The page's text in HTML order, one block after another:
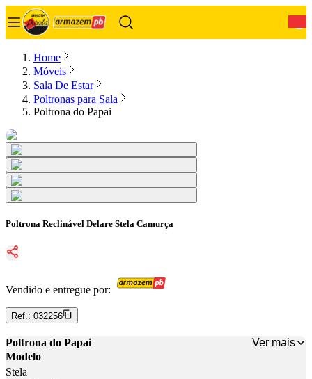
Home
Móveis
Sala De Estar
Poltronas para Sala
Poltrona do Papai
Poltrona Reclinável Delare Stela Camurça
Vendido e entregue por:
Ref.: 032256
Poltrona do Papai
Ver mais
Modelo
Stela